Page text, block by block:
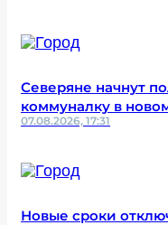
Северяне начнут
коммуналку в
07.08.2026, 17:31
Новые сроки